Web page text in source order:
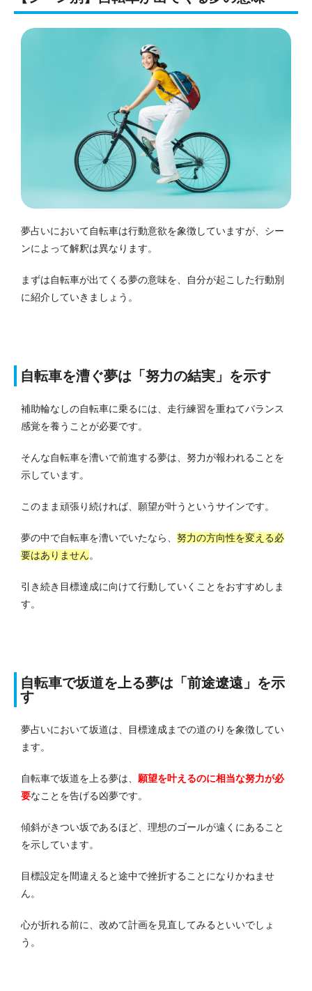
夢占いにおいて自転車は行動意欲を象徴していますが、シー
ンによって解釈は異なります。
まずは自転車が出てくる夢の意味を、自分が起こした行動別
に紹介していきましょう。
自転車を漕ぐ夢は「努力の結実」を示す
補助輪なしの自転車に乗るには、走行練習を重ねてバランス
感覚を養うことが必要です。
そんな自転車を漕いで前進する夢は、努力が報われることを
示しています。
このまま頑張り続ければ、願望が叶うというサインです。
夢の中で自転車を漕いでいたなら、 努力の方向性を変える必
要はありません。
引き続き目標達成に向けて行動していくことをおすすめしま
す。
自転車で坂道を上る夢は「前途遼遠」を示
す
夢占いにおいて坂道は、目標達成までの道のりを象徴してい
ます。
自転車で坂道を上る夢は、 願望を叶えるのに相当な努力が必
要なことを告げる凶夢です。
傾斜がきつい坂であるほど、理想のゴールが遠くにあること
を示しています。
目標設定を間違えると途中で挫折することになりかねませ
ん。
心が折れる前に、改めて計画を見直してみるといいでしょ
う。